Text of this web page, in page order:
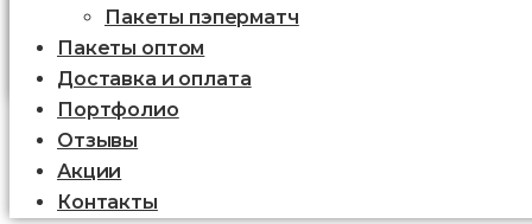
Пакеты пэперматч
Пакеты оптом
Доставка и оплата
Портфолио
Отзывы
Акции
Контакты